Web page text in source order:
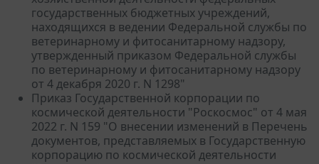
государственных бюджетных учреждений,
находящихся в ведении Федеральной службы по
ветеринарному и фитосанитарному надзору,
утвержденный приказом Федеральной службы
по ветеринарному и фитосанитарному надзору
от 4 декабря 2020 г. N 1298"
Приказ Государственной корпорации по
космической деятельности "Роскосмос" от 4 мая
2022 г. N 159 "О внесении изменений в Перечень
документов, представляемых в Государственную
корпорацию по космической деятельности